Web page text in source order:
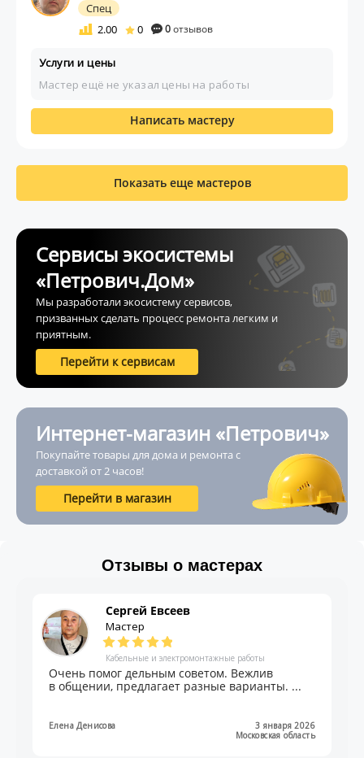
Спец
2.00
0 0отзывов
Услуги и цены
Мастер ещё не указал цены на работы
Написать мастеру
Показать еще мастеров
Сервисы экосистемы
«Петрович.Дом»
Мы разработали экосистему сервисов,
призванных сделать процесс ремонта легким и
приятным.
Перейти к сервисам
Интернет-магазин «Петрович»
Покупайте товары для дома и ремонта с
доставкой от 2 часов!
Перейти в магазин
Отзывы о мастерах
Сергей Евсеев
Мастер
Кабельные и электромонтажные работы
Очень помог дельным советом. Вежлив
в общении, предлагает разные варианты. ...
Елена Денисова
3 января 2026
Московская область